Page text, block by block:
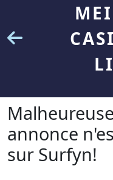
annonce
sur Surfyn!